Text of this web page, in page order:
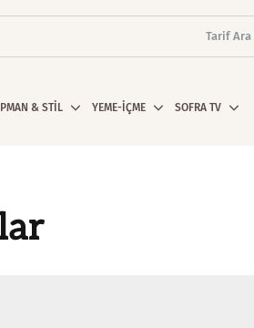
Tarif Ara
& STİL YEME-İÇME SOFRA TV